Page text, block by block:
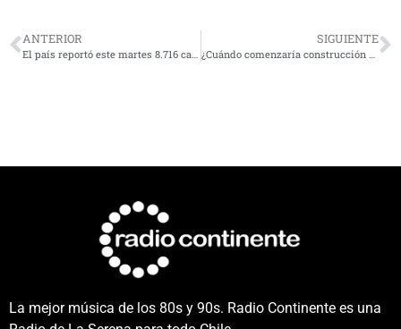
ANTERIOR SIGUIENTE
La mejor música de los 80s y 90s. Radio Continente es una